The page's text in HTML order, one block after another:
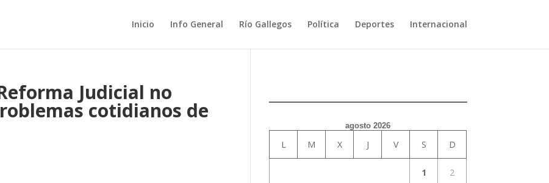
Inicio Info General Río Gallegos Política Deportes Internacional
Judicial no
cotidianos de
agosto 2026
L M X J V S D
1 2